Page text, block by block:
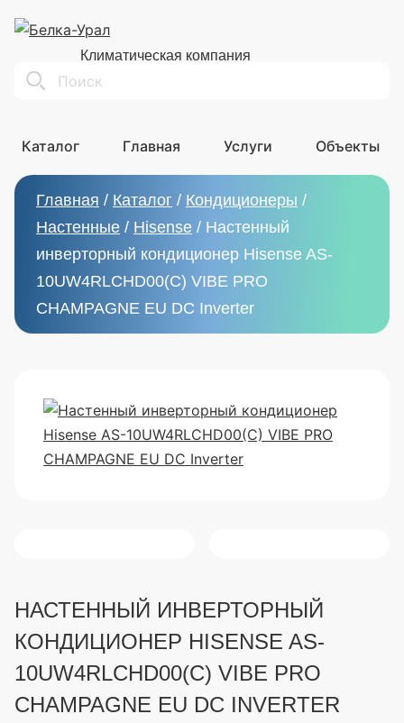
Климатическая компания
Search
Каталог Главная Услуги Объекты
Главная / Каталог / Кондиционеры /
Настенные / Hisense / Настенный
инверторный кондиционер Hisense AS-
10UW4RLCHD00(C) VIBE PRO
CHAMPAGNE EU DC Inverter
НАСТЕННЫЙ ИНВЕРТОРНЫЙ
КОНДИЦИОНЕР HISENSE AS-
10UW4RLCHD00(C) VIBE PRO
CHAMPAGNE EU DC INVERTER